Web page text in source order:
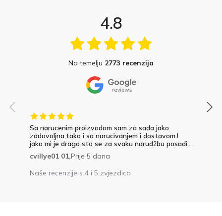
4.8
Na temelju 2773 recenzija
Sa narucenim proizvodom sam za sada jako
zadovoljna,tako i sa narucivanjem i dostavom.I
jako mi je drago sto se za svaku narudžbu posadi...
cvillye01 01,Prije 5 dana
Naše recenzije s 4 i 5 zvjezdica